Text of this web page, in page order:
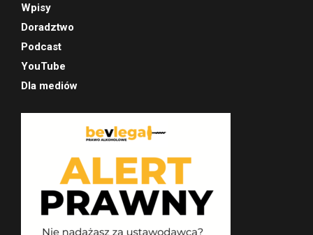
Wpisy
Doradztwo
Podcast
YouTube
Dla mediów